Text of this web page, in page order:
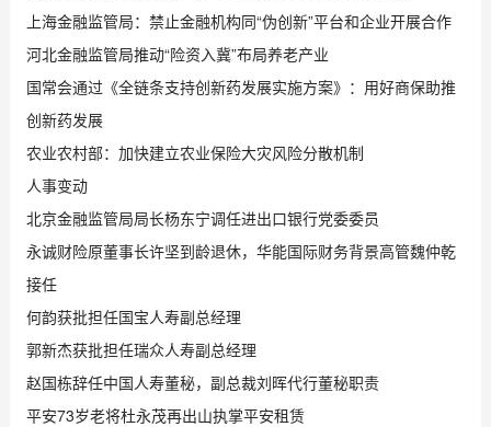
上海金融监管局：禁止金融机构同“伪创新”平台和企业开展合作
河北金融监管局推动“险资入冀”布局养老产业
国常会通过《全链条支持创新药发展实施方案》：用好商保助推
创新药发展
农业农村部：加快建立农业保险大灾风险分散机制
人事变动
北京金融监管局局长杨东宁调任进出口银行党委委员
永诚财险原董事长许坚到龄退休，华能国际财务背景高管魏仲乾
接任
何韵获批担任国宝人寿副总经理
郭新杰获批担任瑞众人寿副总经理
赵国栋辞任中国人寿董秘，副总裁刘晖代行董秘职责
平安73岁老将杜永茂再出山执掌平安租赁